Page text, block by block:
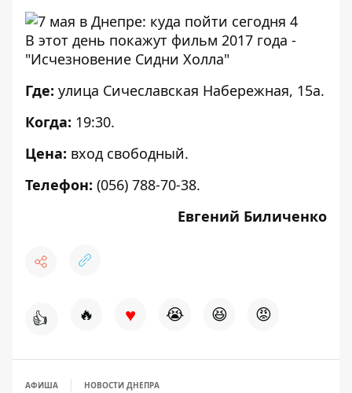
В этот день покажут фильм 2017 года -
"Исчезновение Сидни Холла"
Где: улица Сичеславская Набережная, 15а.
Когда: 19:30.
Цена: вход свободный.
Телефон: (056) 788-70-38.
Евгений Биличенко
👍 🔥 ♥ 😭 😆 😡
АФИША НОВОСТИ ДНЕПРА